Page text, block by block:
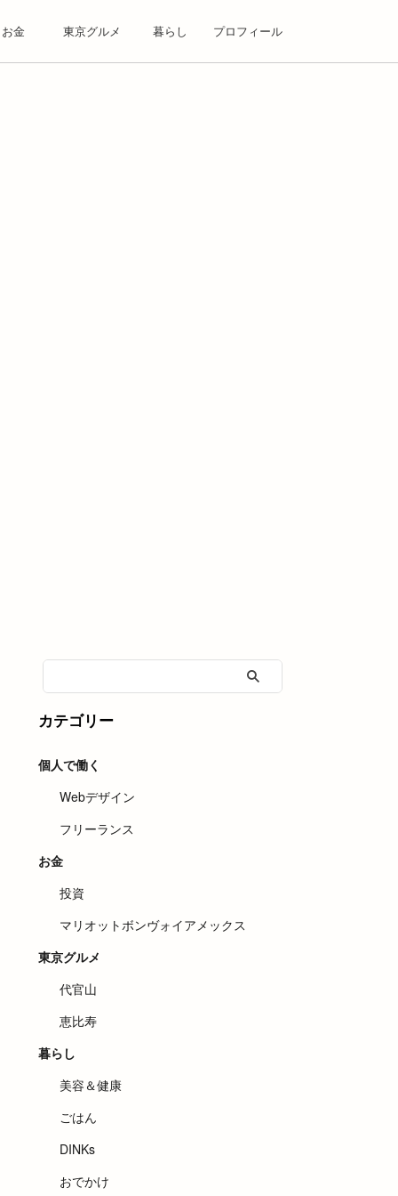
お金 東京グルメ 暮らし プロフィール
カテゴリー
個人で働く
Webデザイン
フリーランス
お金
投資
マリオットボンヴォイアメックス
東京グルメ
代官山
恵比寿
暮らし
美容＆健康
ごはん
DINKs
おでかけ